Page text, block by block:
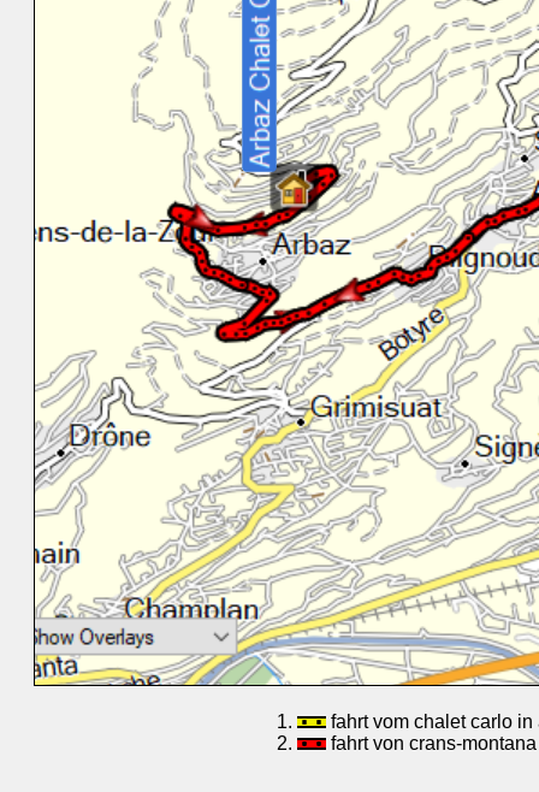
fahrt vom chalet carlo in
fahrt von crans-